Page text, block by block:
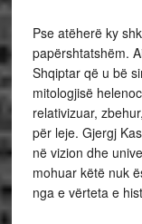
Pse atëherë ky
papërshtatshëm.
Shqiptar që u bë
mitologjisë
relativizuar,
për leje. Gjergj
në vizion dhe
mohuar këtë nuk
nga e vërteta e